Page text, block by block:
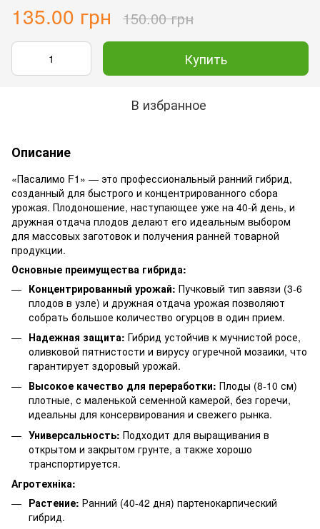
135.00 грн 150.00 грн
Купить
В избранное
Описание
«Пасалимо F1» — это профессиональный ранний гибрид,
созданный для быстрого и концентрированного сбора
урожая. Плодоношение, наступающее уже на 40-й день, и
дружная отдача плодов делают его идеальным выбором
для массовых заготовок и получения ранней товарной
продукции.
Основные преимущества гибрида:
Концентрированный урожай: Пучковый тип завязи (3-6
плодов в узле) и дружная отдача урожая позволяют
собрать большое количество огурцов в один прием.
Надежная защита: Гибрид устойчив к мучнистой росе,
оливковой пятнистости и вирусу огуречной мозаики, что
гарантирует здоровый урожай.
Высокое качество для переработки: Плоды (8-10 см)
плотные, с маленькой семенной камерой, без горечи,
идеальны для консервирования и свежего рынка.
Универсальность: Подходит для выращивания в
открытом и закрытом грунте, а также хорошо
транспортируется.
Агротехніка:
Растение: Ранний (40-42 дня) партенокарпический
гибрид.